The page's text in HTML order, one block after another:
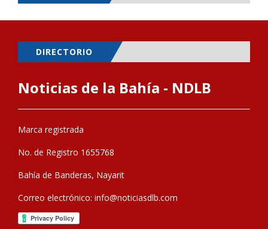
DIRECTORIO
Noticias de la Bahía - NDLB
Marca registrada
No. de Registro 1655768
Bahía de Banderas, Nayarit
Correo electrónico: info@noticiasdlb.com